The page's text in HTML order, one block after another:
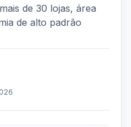
de 30 lojas, área
de alto padrão